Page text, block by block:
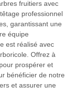
fruitiers avec
professionnel
garantissant une
équipe
est réalisé avec
Offrez à
prospérer et
bénéficier de notre
et assurer une